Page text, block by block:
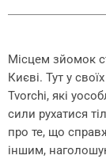
Місцем зйомок
Києві. Тут у
Tvorchi, які
сили рухатися
про те, що
іншим,